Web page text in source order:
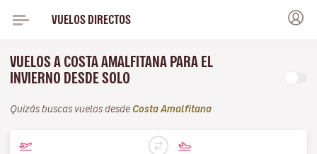
VUELOS DIRECTOS
VUELOS A COSTA AMALFITANA PARA EL
INVIERNO DESDE SOLO
Quizás buscas vuelos desde Costa Amalfitana